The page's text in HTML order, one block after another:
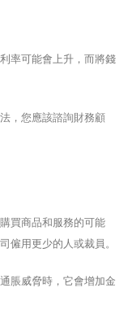
率可能會上升，而將錢
，您應該諮詢財務顧
買商品和服務的可能
僱用更少的人或裁員。
脹威脅時，它會增加金